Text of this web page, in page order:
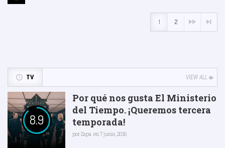
1 2
TV VIEW ALL
8.9
Por qué nos gusta El Ministerio
del Tiempo. ¡Queremos tercera
temporada!
porZapa en 7 junio, 2016